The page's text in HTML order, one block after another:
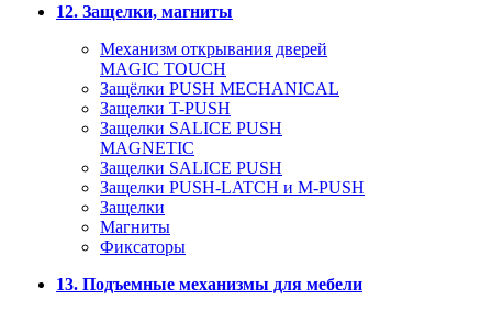
12. Защелки, магниты
Механизм открывания дверей
MAGIC TOUCH
Защёлки PUSH MECHANICAL
Защелки T-PUSH
Защелки SALICE PUSH
MAGNETIC
Защелки SALICE PUSH
Защелки PUSH-LATCH и M-PUSH
Защелки
Магниты
Фиксаторы
13. Подъемные механизмы для мебели